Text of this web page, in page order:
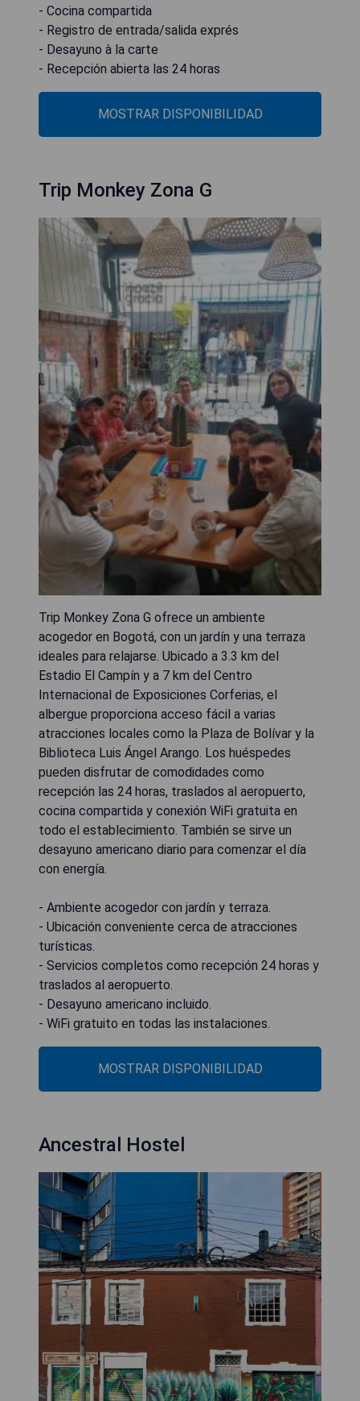
- Cocina compartida
- Registro de entrada/salida exprés
- Desayuno à la carte
- Recepción abierta las 24 horas
MOSTRAR DISPONIBILIDAD
Trip Monkey Zona G
Trip Monkey Zona G ofrece un ambiente
acogedor en Bogotá, con un jardín y una terraza
ideales para relajarse. Ubicado a 3.3 km del
Estadio El Campín y a 7 km del Centro
Internacional de Exposiciones Corferias, el
albergue proporciona acceso fácil a varias
atracciones locales como la Plaza de Bolívar y la
Biblioteca Luis Ángel Arango. Los huéspedes
pueden disfrutar de comodidades como
recepción las 24 horas, traslados al aeropuerto,
cocina compartida y conexión WiFi gratuita en
todo el establecimiento. También se sirve un
desayuno americano diario para comenzar el día
con energía.
- Ambiente acogedor con jardín y terraza.
- Ubicación conveniente cerca de atracciones
turísticas.
- Servicios completos como recepción 24 horas y
traslados al aeropuerto.
- Desayuno americano incluido.
- WiFi gratuito en todas las instalaciones.
MOSTRAR DISPONIBILIDAD
Ancestral Hostel